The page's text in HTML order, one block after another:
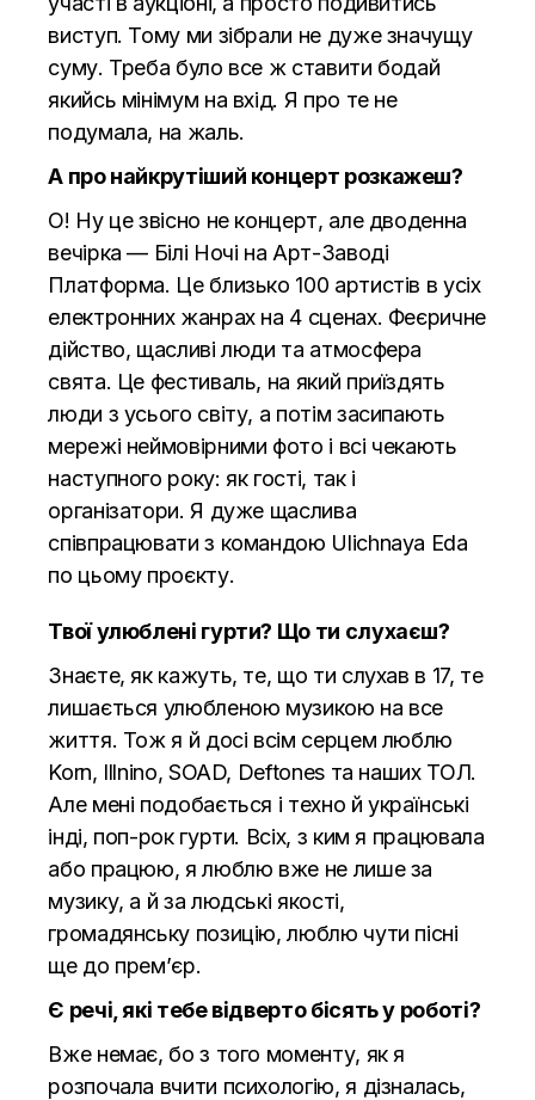
виступ. Тому ми зібрали не дуже значущу
суму. Треба було все ж ставити бодай
якийсь мінімум на вхід. Я про те не
подумала, на жаль.
А про найкрутіший концерт розкажеш?
О! Ну це звісно не концерт, але дводенна
вечірка — Білі Ночі на Арт-Заводі
Платформа. Це близько 100 артистів в усіх
електронних жанрах на 4 сценах. Феєричне
дійство, щасливі люди та атмосфера
свята. Це фестиваль, на який приїздять
люди з усього світу, а потім засипають
мережі неймовірними фото і всі чекають
наступного року: як гості, так і
організатори. Я дуже щаслива
співпрацювати з командою Ulichnaya Eda
по цьому проєкту.
Твої улюблені гурти? Що ти слухаєш?
Знаєте, як кажуть, те, що ти слухав в 17, те
лишається улюбленою музикою на все
життя. Тож я й досі всім серцем люблю
Korn, Illnino, SOAD, Deftones та наших ТОЛ.
Але мені подобається і техно й українські
інді, поп-рок гурти. Всіх, з ким я працювала
або працюю, я люблю вже не лише за
музику, а й за людські якості,
громадянську позицію, люблю чути пісні
ще до прем’єр.
Є речі, які тебе відверто бісять у роботі?
Вже немає, бо з того моменту, як я
розпочала вчити психологію, я дізналась,